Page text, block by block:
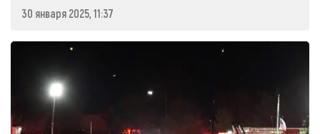
30 января 2025, 11:37